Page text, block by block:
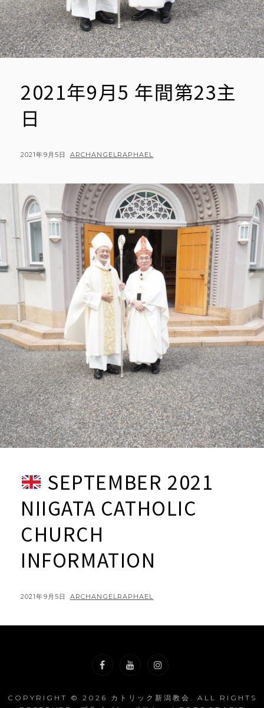
2021年9月5 年間第23主
日
POSTED
2021年9月5日 BY
ARCHANGELRAPHAEL
SEPTEMBER 2021
NIIGATA CATHOLIC
CHURCH
INFORMATION
POSTED
2021年9月5日 BY
ARCHANGELRAPHAEL
COPYRIGHT © 2026 カトリック新潟教会 . ALL RIGHTS